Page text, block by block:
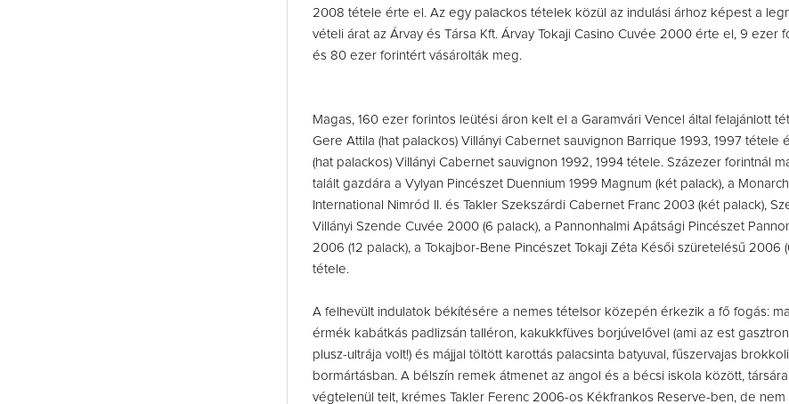
2008 tétele érte el. Az egy palackos tételek közül az indulási árhoz képest a
vételi árat az Árvay és Társa Kft. Árvay Tokaji Casino Cuvée 2000 érte el, 9 ezer
és 80 ezer forintért vásárolták meg.
Magas, 160 ezer forintos leütési áron kelt el a Garamvári Vencel által felajánlott
Gere Attila (hat palackos) Villányi Cabernet sauvignon Barrique 1993, 1997 tétele
(hat palackos) Villányi Cabernet sauvignon 1992, 1994 tétele. Százezer forintnál
talált gazdára a Vylyan Pincészet Duennium 1999 Magnum (két palack), a
International Nimród II. és Takler Szekszárdi Cabernet Franc 2003 (két palack),
Villányi Szende Cuvée 2000 (6 palack), a Pannonhalmi Apátsági Pincészet
2006 (12 palack), a Tokajbor-Bene Pincészet Tokaji Zéta Késői szüretelésű 2006
tétele.
A felhevült indulatok békítésére a nemes tételsor közepén érkezik a fő fogás:
érmék kabátkás padlizsán talléron, kakukkfüves borjúvelővel (ami az est
plusz-ultrája volt!) és májjal töltött karottás palacsinta batyuval, fűszervajas brokkoli
bormártásban. A bélszín remek átmenet az angol és a bécsi iskola között, társára
végtelenül telt, krémes Takler Ferenc 2006-os Kékfrankos Reserve-ben, de